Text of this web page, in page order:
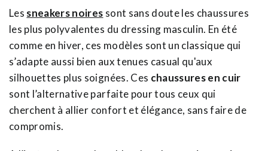
Les sneakers noires sont sans doute les chaussures
les plus polyvalentes du dressing masculin. En été
comme en hiver, ces modèles sont un classique qui
s’adapte aussi bien aux tenues casual qu'aux
silhouettes plus soignées. Ces chaussures en cuir
sont l’alternative parfaite pour tous ceux qui
cherchent à allier confort et élégance, sans faire de
compromis.